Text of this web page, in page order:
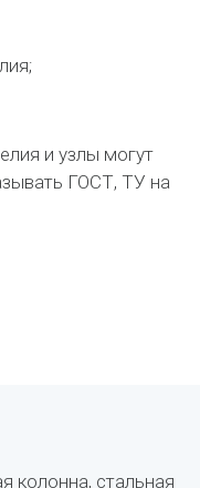
и узлы могут
ГОСТ, ТУ на
колонна, стальная